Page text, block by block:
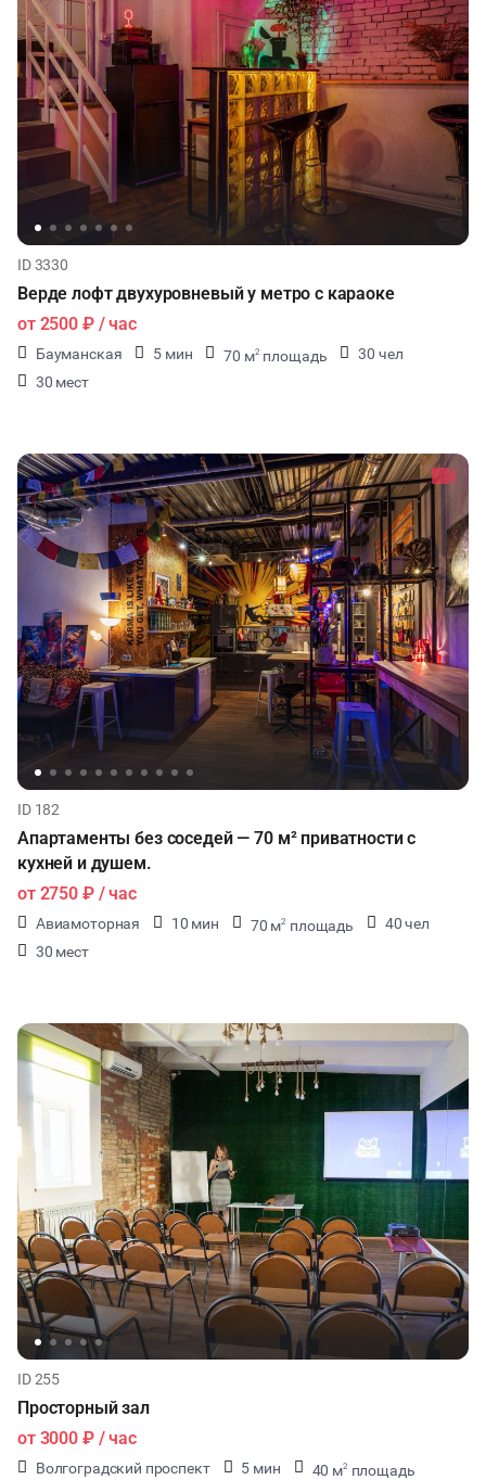
ID 3330
Верде лофт двухуровневый у метро с караоке
от 2500 ₽/ час
Бауманская 5 мин 70 м2 площадь
30 чел
30 мест
ID 182
Апартаменты без соседей — 70 м² приватности с
кухней и душем.
от 2750 ₽/ час
Авиамоторная 10 мин 70 м2 площадь
40 чел
30 мест
ID 255
Просторный зал
от 3000 ₽/ час
Волгоградский проспект 5 мин 40 м2 площадь